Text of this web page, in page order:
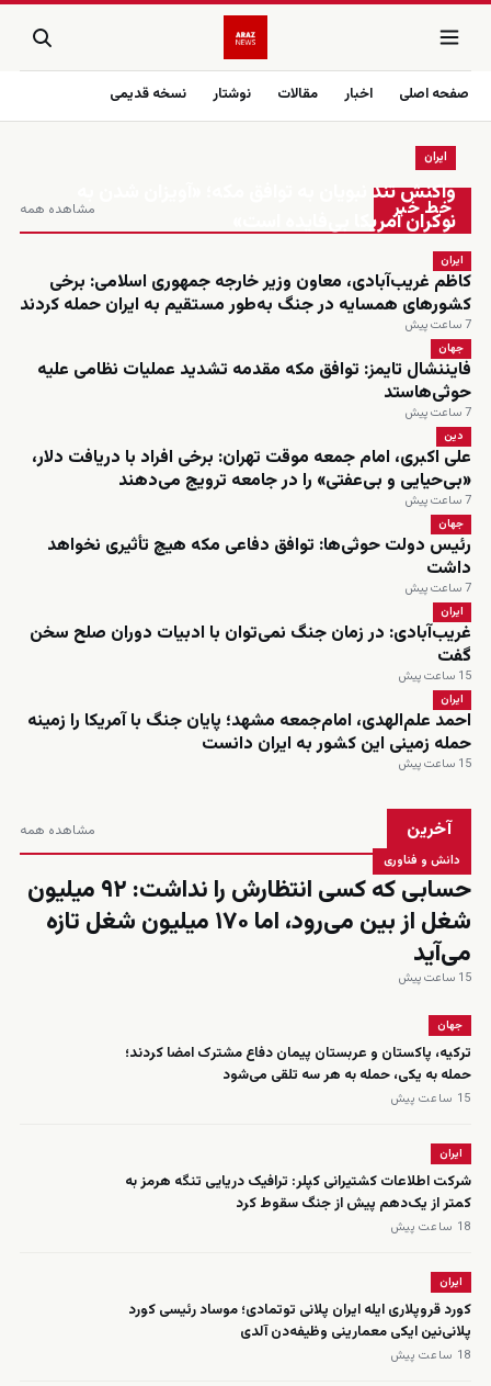
صفحه اصلی اخبار مقالات نوشتار نسخه قدیمی
زنده
خط خبر مشاهده همه
ایران
واکنش تند نبویان به توافق مکه؛ «آویزان شدن به
نوکران آمریکا بی‌فایده است»
ایران
کاظم غریب‌آبادی، معاون وزیر خارجه جمهوری اسلامی: برخی
کشورهای همسایه در جنگ به‌طور مستقیم به ایران حمله کردند
7 ساعت پیش
جهان
فایننشال تایمز: توافق مکه مقدمه تشدید عملیات نظامی علیه
حوثی‌هاستد
7 ساعت پیش
دین
علی اکبری، امام جمعه موقت تهران: برخی افراد با دریافت دلار،
«بی‌حیایی و بی‌عفتی» را در جامعه ترویج می‌دهند
7 ساعت پیش
جهان
رئیس دولت حوثی‌ها: توافق دفاعی مکه هیچ تأثیری نخواهد
داشت
7 ساعت پیش
ایران
غریب‌آبادی: در زمان جنگ نمی‌توان با ادبیات دوران صلح سخن
گفت
15 ساعت پیش
ایران
احمد علم‌الهدی، امام‌جمعه مشهد؛ پایان جنگ با آمریکا را زمینه
حمله زمینی این کشور به ایران دانست
15 ساعت پیش
آخرین مشاهده همه
دانش و فناوری
حسابی که کسی انتظارش را نداشت: ۹۲ میلیون
شغل از بین می‌رود، اما ۱۷۰ میلیون شغل تازه
می‌آید
15 ساعت پیش
جهان
ترکیه، پاکستان و عربستان پیمان دفاع مشترک امضا کردند؛
حمله به یکی، حمله به هر سه تلقی می‌شود
15 ساعت پیش
ایران
شرکت اطلاعات کشتیرانی کپلر: ترافیک دریایی تنگه هرمز به
کمتر از یک‌دهم پیش از جنگ سقوط کرد
18 ساعت پیش
ایران
کورد قروپلاری ایله ایران پلانی توتمادی؛ موساد رئیسی کورد
پلانی‌نین ایکی معمارینی وظیفه‌دن آلدی
18 ساعت پیش